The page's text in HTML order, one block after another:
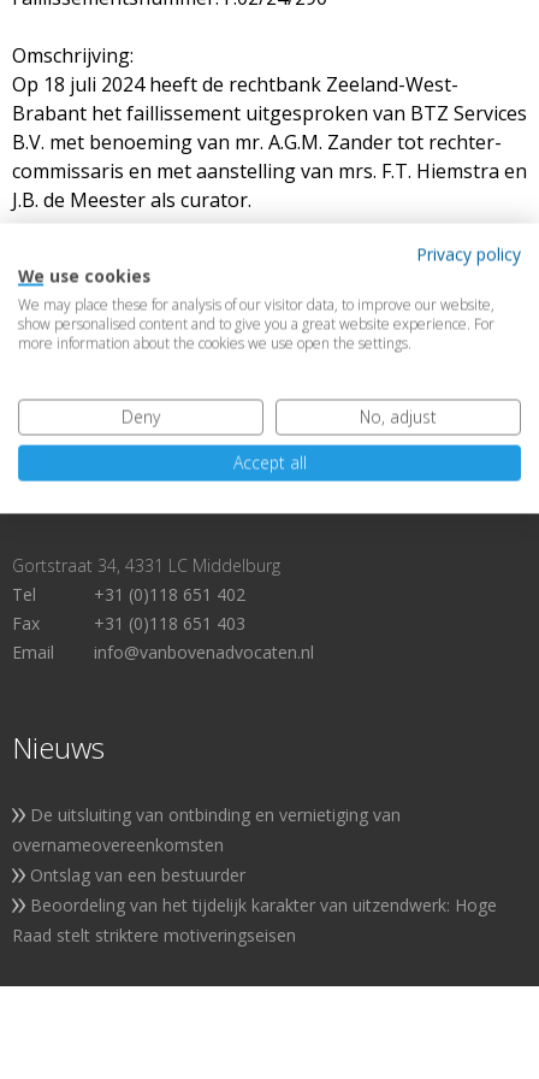
Omschrijving:
Op 18 juli 2024 heeft de rechtbank Zeeland-West-
Brabant het faillissement uitgesproken van BTZ Services
B.V. met benoeming van mr. A.G.M. Zander tot rechter-
commissaris en met aanstelling van mrs. F.T. Hiemstra en
J.B. de Meester als curator.
lopend
Faillissementsverslagen:
Contact
Gortstraat 34, 4331 LC Middelburg
Tel
+31 (0)118 651 402
Fax
+31 (0)118 651 403
Email
info@vanbovenadvocaten.nl
Nieuws
De uitsluiting van ontbinding en vernietiging van
overnameovereenkomsten
Ontslag van een bestuurder
Beoordeling van het tijdelijk karakter van uitzendwerk: Hoge
Raad stelt striktere motiveringseisen
Privacy policy
We use cookies
We may place these for analysis of our visitor data, to improve our website,
show personalised content and to give you a great website experience. For
more information about the cookies we use open the settings.
Deny
No, adjust
Accept all